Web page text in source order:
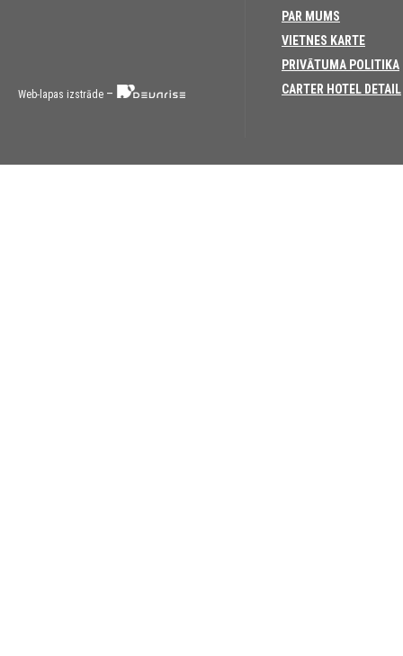
Web-lapas izstrāde –
PAR MUMS
VIETNES KARTE
PRIVĀTUMA POLITIKA
CARTER HOTEL DETAIL